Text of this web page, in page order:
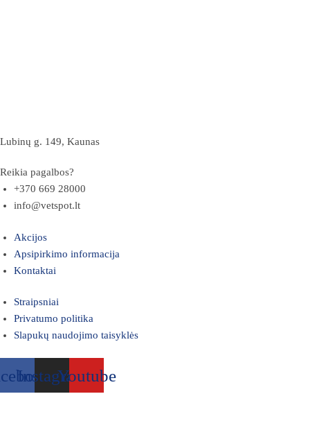
Lubinų g. 149, Kaunas
Reikia pagalbos?
+370 669 28000
info@vetspot.lt
Akcijos
Apsipirkimo informacija
Kontaktai
Straipsniai
Privatumo politika
Slapukų naudojimo taisyklės
InstagramYoutube